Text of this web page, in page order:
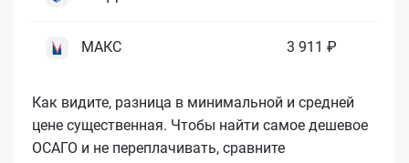
МАКС 3 911 ₽
Как видите, разница в минимальной и средней
цене существенная. Чтобы найти самое дешевое
ОСАГО и не переплачивать, сравните